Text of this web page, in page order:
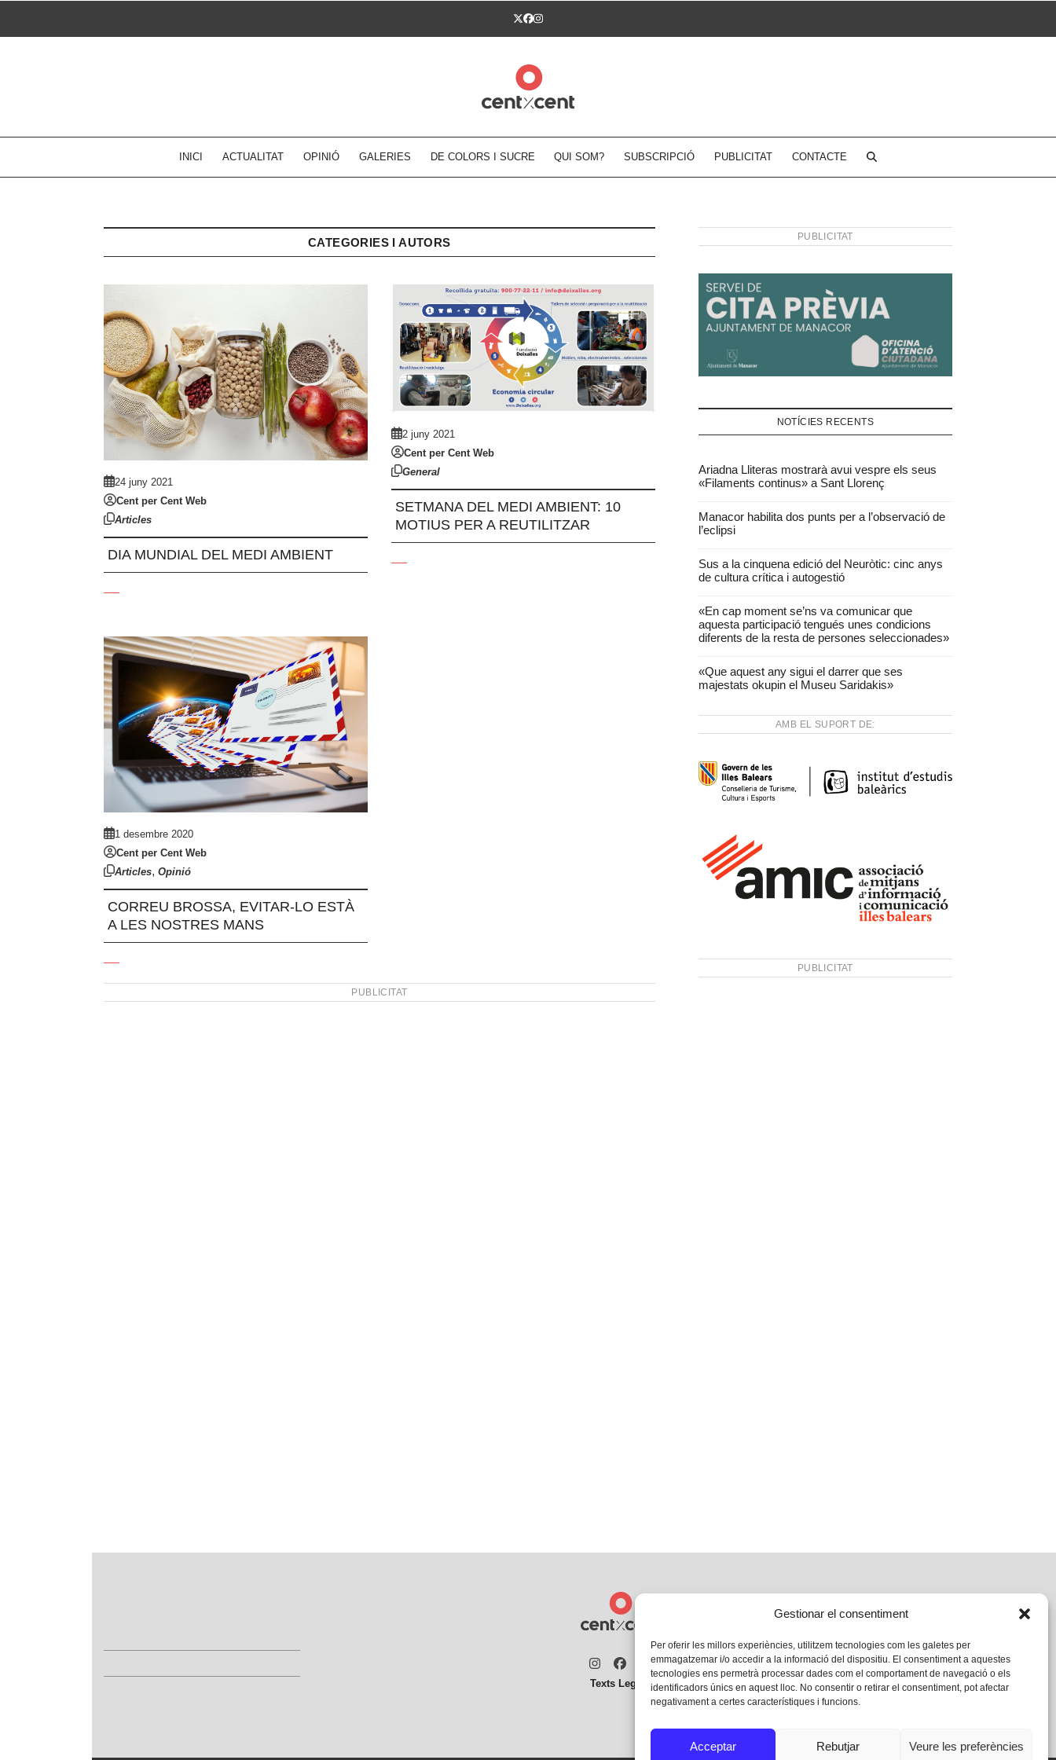
Gestionar el consentiment
Per oferir les millors experiències, utilitzem tecnologies com les galetes per
emmagatzemar i/o accedir a la informació del dispositiu. El consentiment a aquestes
tecnologies ens permetrà processar dades com el comportament de navegació o els
identificadors únics en aquest lloc. No consentir o retirar el consentiment, pot afectar
negativament a certes característiques i funcions.
Acceptar Rebutjar Veure les preferències
Twitter
Facebook
Instagram
INICI ACTUALITAT OPINIÓ GALERIES DE COLORS I SUCRE QUI SOM? SUBSCRIPCIÓ PUBLICITAT CONTACTE
CATEGORIES I AUTORS
24 juny 2021
Cent per Cent Web
Articles
DIA MUNDIAL DEL MEDI AMBIENT
2 juny 2021
Cent per Cent Web
General
SETMANA DEL MEDI AMBIENT: 10
MOTIUS PER A REUTILITZAR
1 desembre 2020
Cent per Cent Web
Articles, Opinió
CORREU BROSSA, EVITAR-LO ESTÀ
A LES NOSTRES MANS
PUBLICITAT
PUBLICITAT
NOTÍCIES RECENTS
Ariadna Lliteras mostrarà avui vespre els seus
«Filaments continus» a Sant Llorenç
Manacor habilita dos punts per a l’observació de
l’eclipsi
Sus a la cinquena edició del Neuròtic: cinc anys
de cultura crítica i autogestió
«En cap moment se’ns va comunicar que
aquesta participació tengués unes condicions
diferents de la resta de persones seleccionades»
«Que aquest any sigui el darrer que ses
majestats okupin el Museu Saridakis»
AMB EL SUPORT DE:
PUBLICITAT
Instagram
Facebook
Twitter
Texts Legals